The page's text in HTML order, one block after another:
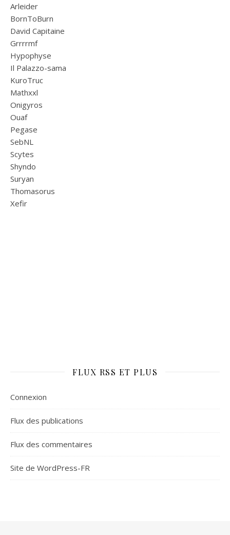
Arleider
BornToBurn
David Capitaine
Grrrrmf
Hypophyse
Il Palazzo-sama
KuroTruc
Mathxxl
Onigyros
Ouaf
Pegase
SebNL
Scytes
Shyndo
Suryan
Thomasorus
Xefir
FLUX RSS ET PLUS
Connexion
Flux des publications
Flux des commentaires
Site de WordPress-FR